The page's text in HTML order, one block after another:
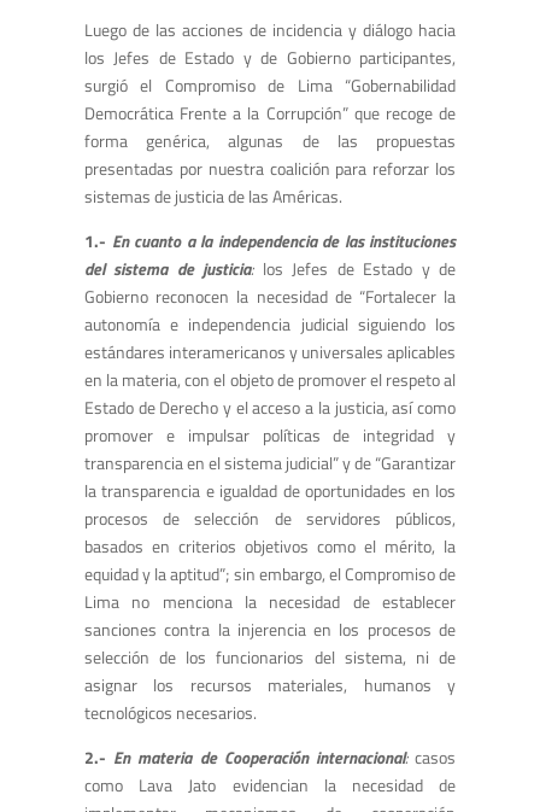
Luego de las acciones de incidencia y diálogo hacia
los Jefes de Estado y de Gobierno participantes,
surgió el Compromiso de Lima “Gobernabilidad
Democrática Frente a la Corrupción” que recoge de
forma genérica, algunas de las propuestas
presentadas por nuestra coalición para reforzar los
sistemas de justicia de las Américas.
1.- En cuanto a la independencia de las instituciones
del sistema de justicia: los Jefes de Estado y de
Gobierno reconocen la necesidad de “Fortalecer la
autonomía e independencia judicial siguiendo los
estándares interamericanos y universales aplicables
en la materia, con el objeto de promover el respeto al
Estado de Derecho y el acceso a la justicia, así como
promover e impulsar políticas de integridad y
transparencia en el sistema judicial” y de “Garantizar
la transparencia e igualdad de oportunidades en los
procesos de selección de servidores públicos,
basados en criterios objetivos como el mérito, la
equidad y la aptitud”; sin embargo, el Compromiso de
Lima no menciona la necesidad de establecer
sanciones contra la injerencia en los procesos de
selección de los funcionarios del sistema, ni de
asignar los recursos materiales, humanos y
tecnológicos necesarios.
2.- En materia de Cooperación internacional:casos
como Lava Jato evidencian la necesidad de